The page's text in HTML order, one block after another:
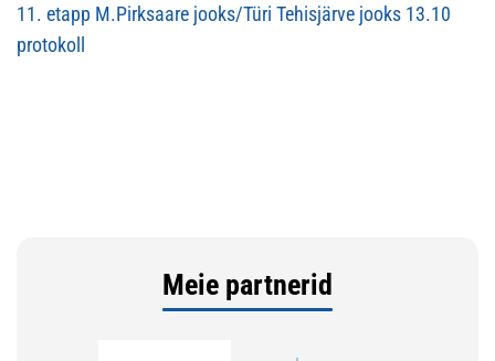
11. etapp M.Pirksaare jooks/Türi Tehisjärve jooks 13.10
protokoll
Meie partnerid